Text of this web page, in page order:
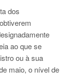
dos
ao que se
ou à sua
maio, o nível de